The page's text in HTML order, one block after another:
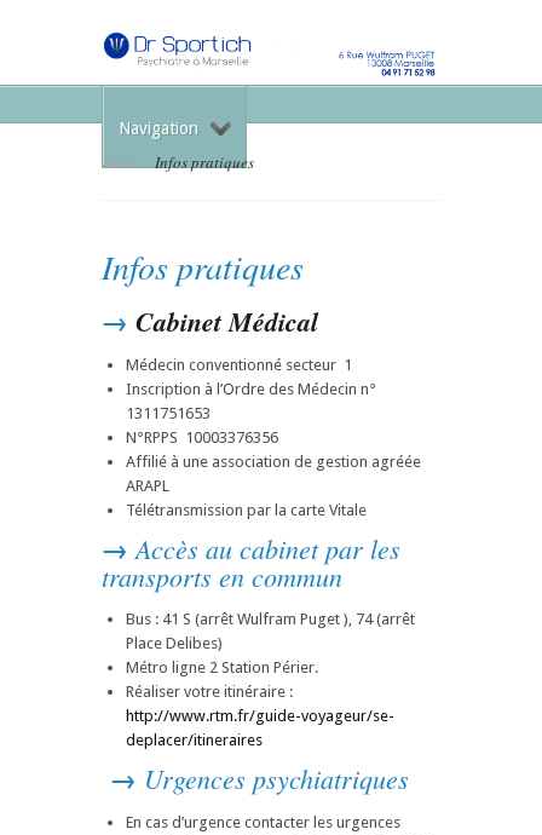
Navigation
Home » Infos pratiques
Infos pratiques
→ Cabinet Médical
Médecin conventionné secteur 1
Inscription à l’Ordre des Médecin n°
1311751653
N°RPPS 10003376356
Affilié à une association de gestion agréée
ARAPL
Télétransmission par la carte Vitale
→Accès au cabinet par les
transports en commun
Bus : 41 S (arrêt Wulfram Puget ), 74 (arrêt
Place Delibes)
Métro ligne 2 Station Périer.
Réaliser votre itinéraire :
http://www.rtm.fr/guide-voyageur/se-
deplacer/itineraires
→ Urgences psychiatriques
En cas d’urgence contacter les urgences